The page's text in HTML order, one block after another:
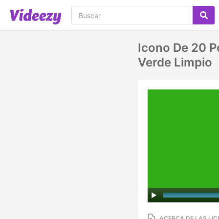
Icono De 20
Verde Limpio